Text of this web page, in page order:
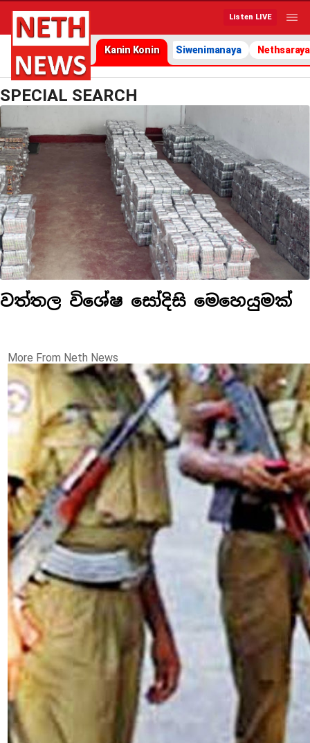
Listen LIVE
Kanin Konin Siwenimanaya Nethsaraya
SPECIAL SEARCH
වත්තල විශේෂ සෝදිසි මෙහෙයුමක්
More From Neth News